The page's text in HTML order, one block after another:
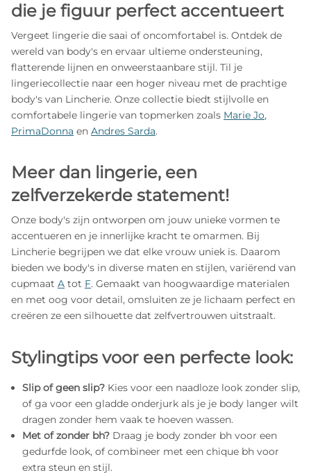
die je figuur perfect accentueert
Vergeet lingerie die saai of oncomfortabel is. Ontdek de
wereld van body's en ervaar ultieme ondersteuning,
flatterende lijnen en onweerstaanbare stijl. Til je
lingeriecollectie naar een hoger niveau met de prachtige
body's van Lincherie. Onze collectie biedt stijlvolle en
comfortabele lingerie van topmerken zoals Marie Jo,
PrimaDonna en Andres Sarda.
Meer dan lingerie, een
zelfverzekerde statement!
Onze body's zijn ontworpen om jouw unieke vormen te
accentueren en je innerlijke kracht te omarmen. Bij
Lincherie begrijpen we dat elke vrouw uniek is. Daarom
bieden we body's in diverse maten en stijlen, variërend van
cupmaat A tot F. Gemaakt van hoogwaardige materialen
en met oog voor detail, omsluiten ze je lichaam perfect en
creëren ze een silhouette dat zelfvertrouwen uitstraalt.
Stylingtips voor een perfecte look:
Slip of geen slip? Kies voor een naadloze look zonder slip,
of ga voor een gladde onderjurk als je je body langer wilt
dragen zonder hem vaak te hoeven wassen.
Met of zonder bh? Draag je body zonder bh voor een
gedurfde look, of combineer met een chique bh voor
extra steun en stijl.